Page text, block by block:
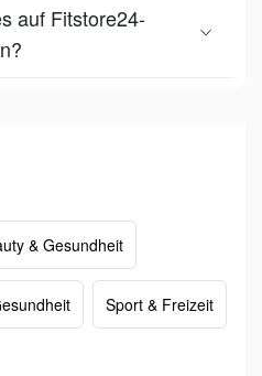
auf Fitstore24-
& Gesundheit
Sport & Freizeit